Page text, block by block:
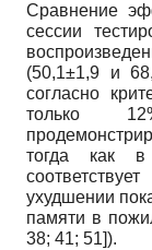
Сравнение
сессии
(50,1±1,9 и
согласно
только
тогда как
ухудшении
памяти в
38; 41; 51]).